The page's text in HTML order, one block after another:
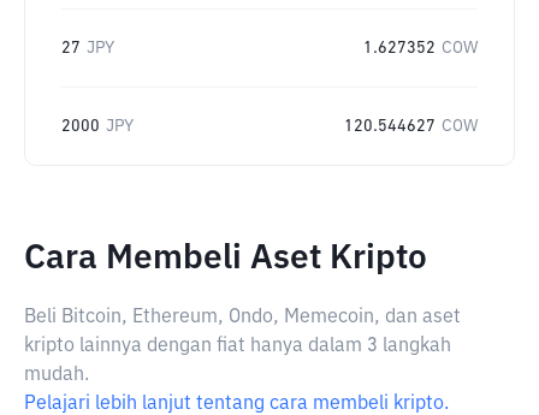
27 JPY 1.627352 COW
2000 JPY 120.544627 COW
Cara Membeli Aset Kripto
Beli Bitcoin, Ethereum, Ondo, Memecoin, dan aset
kripto lainnya dengan fiat hanya dalam 3 langkah
mudah.
Pelajari lebih lanjut tentang cara membeli kripto.